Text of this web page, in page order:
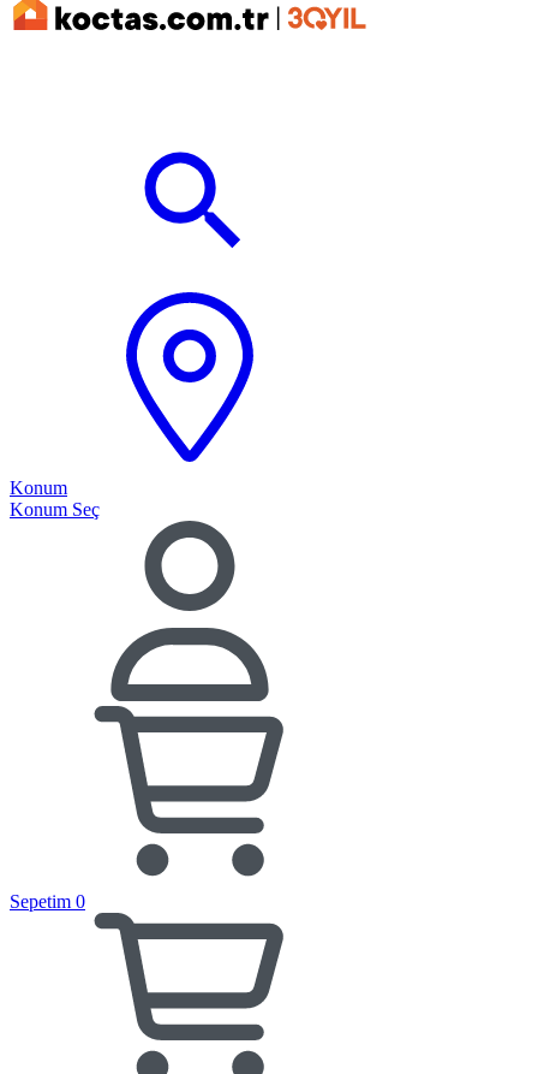
Konum
Konum Seç
Sepetim 0